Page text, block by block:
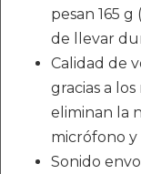
pesan 165
de llevar
Calidad de
gracias a
eliminan la
micrófono
Sonido